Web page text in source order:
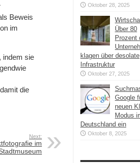
Beweis
im
indem sie
die
Next:
im
Oktober 28, 2025
Über 80
Prozent
klagen über desolate
Infrastruktur
Oktober 27, 2025
Google
neuen
Modus
Deutschland ein
Oktober 8, 2025